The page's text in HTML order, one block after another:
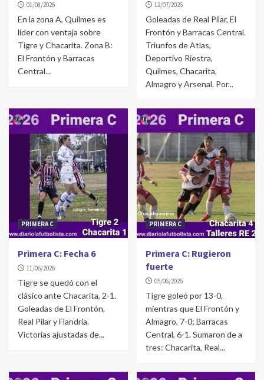
01/08/2026
En la zona A, Quilmes es
líder con ventaja sobre
Tigre y Chacarita. Zona B:
El Frontón y Barracas
Central...
12/07/2026
Goleadas de Real Pilar, El
Frontón y Barracas Central.
Triunfos de Atlas,
Deportivo Riestra,
Quilmes, Chacarita,
Almagro y Arsenal. Por...
PRIMERA C
Primera C: Fecha 6
11/06/2026
Tigre se quedó con el
clásico ante Chacarita, 2-1.
Goleadas de El Frontón,
Real Pilar y Flandria.
Victorias ajustadas de...
PRIMERA C
Primera C: Rugieron
fuerte
05/06/2026
Tigre goleó por 13-0,
mientras que El Frontón y
Almagro, 7-0; Barracas
Central, 6-1. Sumaron de a
tres: Chacarita, Real...